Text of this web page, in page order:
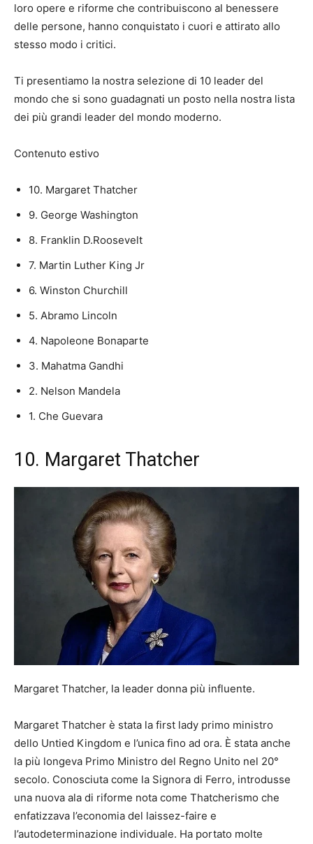
loro opere e riforme che contribuiscono al benessere
delle persone, hanno conquistato i cuori e attirato allo
stesso modo i critici.
Ti presentiamo la nostra selezione di 10 leader del
mondo che si sono guadagnati un posto nella nostra lista
dei più grandi leader del mondo moderno.
Contenuto estivo
10. Margaret Thatcher
9. George Washington
8. Franklin D.Roosevelt
7. Martin Luther King Jr
6. Winston Churchill
5. Abramo Lincoln
4. Napoleone Bonaparte
3. Mahatma Gandhi
2. Nelson Mandela
1. Che Guevara
10. Margaret Thatcher
Margaret Thatcher, la leader donna più influente.
Margaret Thatcher è stata la first lady primo ministro
dello Untied Kingdom e l’unica fino ad ora. È stata anche
la più longeva Primo Ministro del Regno Unito nel 20°
secolo. Conosciuta come la Signora di Ferro, introdusse
una nuova ala di riforme nota come Thatcherismo che
enfatizzava l’economia del laissez-faire e
l’autodeterminazione individuale. Ha portato molte